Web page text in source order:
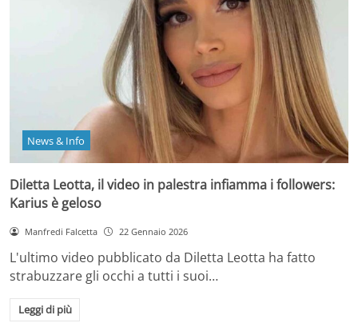
News & Info
Diletta Leotta, il video in palestra infiamma i followers:
Karius è geloso
Manfredi Falcetta 22 Gennaio 2026
L'ultimo video pubblicato da Diletta Leotta ha fatto
strabuzzare gli occhi a tutti i suoi…
Leggi di più